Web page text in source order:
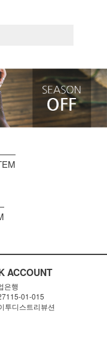
ACCOUNT
은행
01-015
투디스트리뷰션